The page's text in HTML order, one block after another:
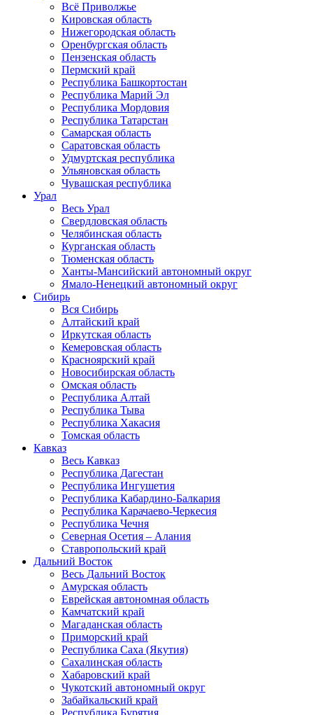
Всё Приволжье
Кировская область
Нижегородская область
Оренбургская область
Пензенская область
Пермский край
Республика Башкортостан
Республика Марий Эл
Республика Мордовия
Республика Татарстан
Самарская область
Саратовская область
Удмуртская республика
Ульяновская область
Чувашская республика
Урал
Весь Урал
Свердловская область
Челябинская область
Курганская область
Тюменская область
Ханты-Мансийский автономный округ
Ямало-Ненецкий автономный округ
Сибирь
Вся Сибирь
Алтайский край
Иркутская область
Кемеровская область
Красноярский край
Новосибирская область
Омская область
Республика Алтай
Республика Тыва
Республика Хакасия
Томская область
Кавказ
Весь Кавказ
Республика Дагестан
Республика Ингушетия
Республика Кабардино-Балкария
Республика Карачаево-Черкесия
Республика Чечня
Северная Осетия – Алания
Ставропольский край
Дальний Восток
Весь Дальний Восток
Амурская область
Еврейская автономная область
Камчатский край
Магаданская область
Приморский край
Республика Саха (Якутия)
Сахалинская область
Хабаровский край
Чукотский автономный округ
Забайкальский край
Республика Бурятия